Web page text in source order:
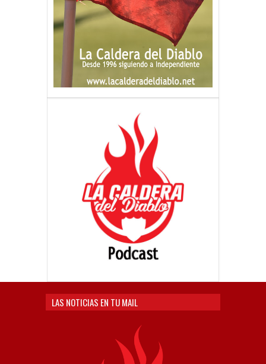
LAS NOTICIAS EN TU MAIL